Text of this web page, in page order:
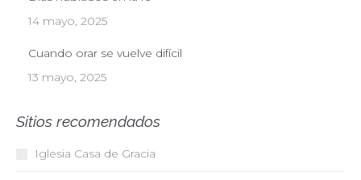
14 mayo, 2025
Cuando orar se vuelve difícil
13 mayo, 2025
Sitios recomendados
Iglesia Casa de Gracia